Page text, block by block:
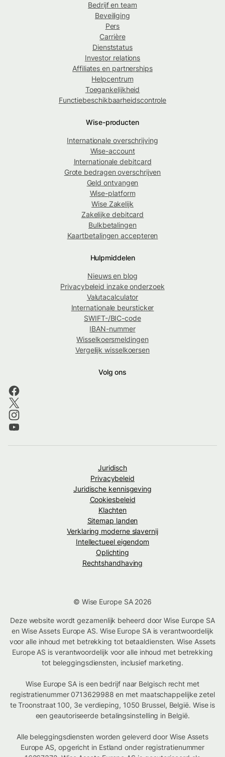
Bedrijf en team
Beveiliging
Pers
Carrière
Dienststatus
Investor relations
Affiliates en partnerships
Helpcentrum
Toegankelijkheid
Functiebeschikbaarheidscontrole
Wise-producten
Internationale overschrijving
Wise-account
Internationale debitcard
Grote bedragen overschrijven
Geld ontvangen
Wise-platform
Wise Zakelijk
Zakelijke debitcard
Bulkbetalingen
Kaartbetalingen accepteren
Hulpmiddelen
Nieuws en blog
Privacybeleid inzake onderzoek
Valutacalculator
Internationale beursticker
SWIFT-/BIC-code
IBAN-nummer
Wisselkoersmeldingen
Vergelijk wisselkoersen
Volg ons
Juridisch
Privacybeleid
Juridische kennisgeving
Cookiesbeleid
Klachten
Sitemap landen
Verklaring moderne slavernij
Intellectueel eigendom
Oplichting
Rechtshandhaving
© Wise Europe SA 2026
Deze website wordt gezamenlijk beheerd door Wise Europe SA
en Wise Assets Europe AS. Wise Europe SA is verantwoordelijk
voor alle inhoud met betrekking tot betaaldiensten. Wise Assets
Europe AS is verantwoordelijk voor alle inhoud met betrekking
tot beleggingsdiensten, inclusief marketing.
Wise Europe SA is een bedrijf naar Belgisch recht met
registratienummer 0713629988 en met maatschappelijke zetel
te Troonstraat 100, 3e verdieping, 1050 Brussel, België. Wise is
een geautoriseerde betalingsinstelling in België.
Alle beleggingsdiensten worden geleverd door Wise Assets
Europe AS, opgericht in Estland onder registratienummer